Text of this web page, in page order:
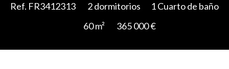
Ref. FR3412313 2 dormitorios
1 Cuarto de baño
60 m²
365 000 €